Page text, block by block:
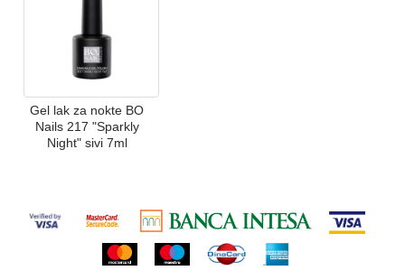
Gel lak za nokte BO
Nails 217 "Sparkly
Night" sivi 7ml